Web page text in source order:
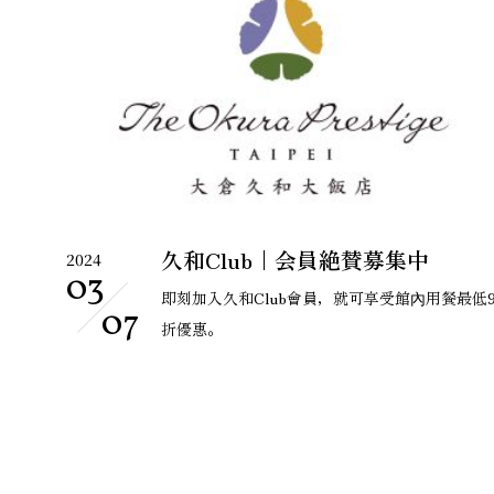
2024
03
07
久和Club｜会員絶賛募集中
即刻加入久和Club會員，就可享受館內用餐最低9
折優惠。